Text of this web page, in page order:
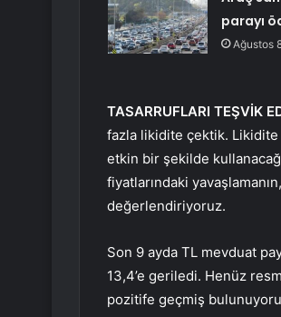
parayı
Ağustos
TASARRUFLARI TEŞVİK
fazla likidite çektik. Likidite
etkin bir şekilde
fiyatlarındaki
değerlendiriyoruz.
Son 9 ayda TL mevduat
13,4’e geriledi. Henüz
pozitife geçmiş